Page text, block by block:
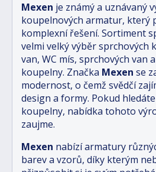
Mexen je známý a uznávaný
koupelnových armatur, který
komplexní řešení. Sortiment
velmi velký výběr sprchových
van, WC mís, sprchových van
koupelny. Značka Mexen se
modernost, o čemž svědčí
design a formy. Pokud
koupelny, nabídka tohoto
zaujme.
Mexen nabízí armatury
barev a vzorů, díky kterým